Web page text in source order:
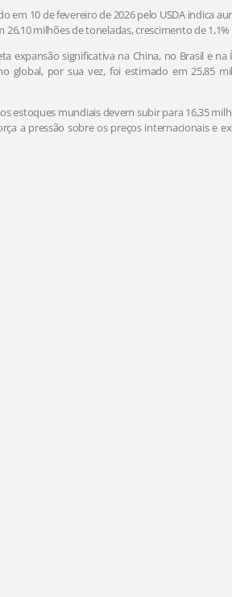
em 10 de fevereiro de 2026 pelo USDA indica
milhões de toneladas, crescimento de
expansão significativa na China, no Brasil e
global, por sua vez, foi estimado em 25,85
estoques mundiais devem subir para 16,35
a pressão sobre os preços internacionais e